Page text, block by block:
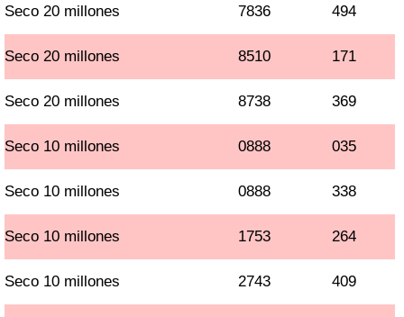
Seco 20 millones 7836 494
Seco 20 millones 8510 171
Seco 20 millones 8738 369
Seco 10 millones 0888 035
Seco 10 millones 0888 338
Seco 10 millones 1753 264
Seco 10 millones 2743 409